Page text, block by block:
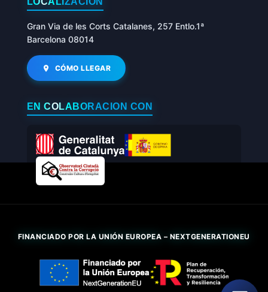
Gran Via de les Corts Catalanes, 257 Entlo.1ª
Barcelona 08014
CÓMO LLEGAR
EN COLABORACIÓN CON
FINANCIADO POR LA UNIÓN EUROPEA – NEXTGENERATIONEU